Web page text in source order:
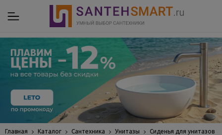
Главная Каталог Сантехника Унитазы Сиденья для унитазов